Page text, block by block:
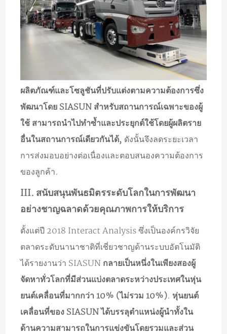
ผลิตภัณฑ์และโซลูชันที่ปรับแต่งตามความต้องการซึ่ง
พัฒนาโดย SIASUN สำหรับสถานการณ์เฉพาะของผู้
ใช้ สามารถนำไปทำซ้ำและประยุกต์ใช้โดยผู้ผลิตราย
อื่นในสถานการณ์เดียวกันได้, ดังนั้นจึงลดระยะเวลา
การส่งมอบอย่างต่อเนื่องและตอบสนองความต้องการ
ของลูกค้า.
III. สนับสนุนพันธมิตรระดับโลกในการพัฒนา
อย่างชาญฉลาดด้วยคุณภาพการให้บริการ
ตั้งแต่ปี 2018 Interact Analysis ซึ่งเป็นองค์กรวิจัย
ตลาดระดับนานาชาติที่เชี่ยวชาญด้านระบบอัตโนมัติ
ได้รายงานว่า SIASUN กลายเป็นหนึ่งในเพียงสองผู้
จัดหาทั่วโลกที่มีส่วนแบ่งตลาดระหว่างประเทศในหุ่น
ยนต์เคลื่อนที่มากกว่า 10% (ไม่รวม 10%). หุ่นยนต์
เคลื่อนที่ของ SIASUN ได้บรรลุตำแหน่งผู้นำทั้งใน
ด้านความสามารถในการแข่งขันโดยรวมและส่วน